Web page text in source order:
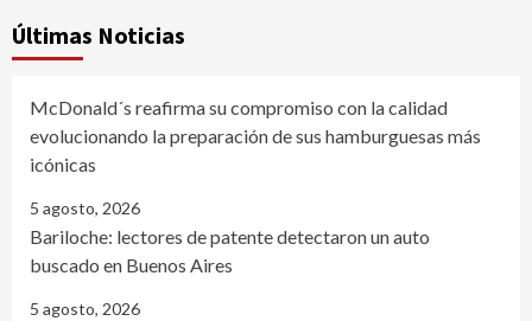
Últimas Noticias
McDonald´s reafirma su compromiso con la calidad
evolucionando la preparación de sus hamburguesas más
icónicas
5 agosto, 2026
Bariloche: lectores de patente detectaron un auto
buscado en Buenos Aires
5 agosto, 2026